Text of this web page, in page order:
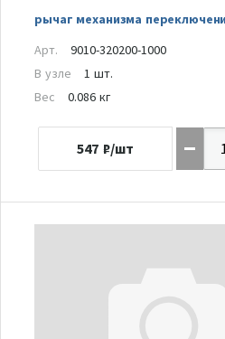
рычаг механизма
Арт.
9010-320200-1000
В узле
1 шт.
Вес
0.086 кг
547 ₽/шт